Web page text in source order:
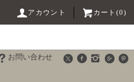
アカウント カート(0)
お問い合わせ